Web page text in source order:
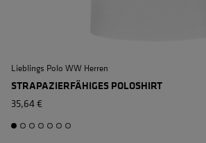
Lieblings Polo WW Herren
STRAPAZIERFÄHIGES POLOSHIRT
35,64 €